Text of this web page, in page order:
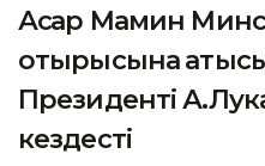
Асқар Мамин
отырысына
Президенті
кездесті